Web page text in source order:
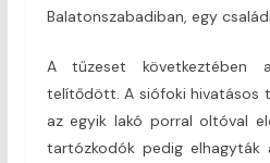
Balatonszabadiban, egy
A tűzeset következtében
telítődött. A siófoki hivatásos
az egyik lakó porral oltóval
tartózkodók pedig